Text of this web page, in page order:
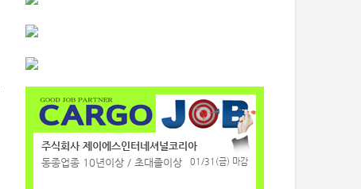
주식회사 제이에스인터네셔널코리아
동종업종 10년이상 / 초대졸이상
01/31(금) 마감